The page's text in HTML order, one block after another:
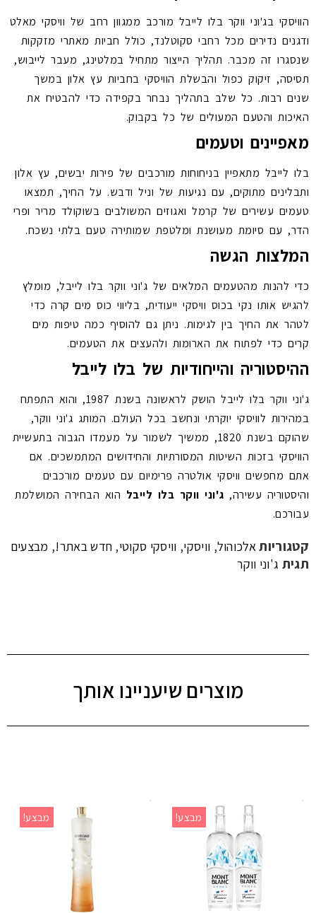
הוויסקי בג'וני ווקר בלו לייבל מורכב ממגוון רחב של וויסקי מאלט
ודגנים נדירים מכל רחבי סקוטלנד, כולל חביות מאתרי מזקקות
שנסגרו זה מכבר. תהליך הייצור מתחיל במלטינג, מעבר לייבוש,
תסיסה, זיקוק כפול והבשלת הוויסקי בחביות עץ אלון במשך
שנים רבות. כל שלב בתהליך נבחר בקפידה כדי להבטיח את
האיכות והטעם המעולים של כל בקבוק.
מאפיינים וטעמים
בלו לייבל מתאפיין בניחוחות מורכבים של פירות יבשים, עץ אלון
ותבלינים מתוקים, עם נגיעות של וניל ודבש. על החיך, תמצאו
טעמים עשירים של קרמל ואגוזים המשולבים בשוקולד מריר ופרי
הדר, עם סיומת מעושנת ומלטפת שמותירה טעם בלתי נשכח.
המלצות הגשה
כדי להנות מהטעמים המלאים של ג'וני ווקר בלו לייבל, מומלץ
להגיש אותו נקי בכוס וויסקי ייעודית, בליווי כוס מים קרה כדי
לטהר את החיך בין לגימות. ניתן גם להוסיף כמה טיפות מים
קרים כדי לפתוח את הארומות ולהעצים את הטעמים.
ההיסטוריה והייחודיות של בלו לייבל
ג'וני ווקר בלו לייבל הושק לראשונה בשנת 1987, והוא התפתח
במהירות לוויסקי יוקרתי ונחשב בכל העולם. המותג ג'וני ווקר,
שהוקם בשנת 1820, ממשיך לשמור על מעמדו הגבוה בתעשיית
הוויסקי בזכות השיטות המסורתיות והחידושים המתמשכים. אם
אתם מחפשים וויסקי אולטרה פרימיום עם טעמים מורכבים
והיסטוריה עשירה, ג'וני ווקר בלו לייבל הוא הבחירה המושלמת
עבורכם.
קטגוריות אלכוהול, וויסקי, וויסקי סקוטי, חדש באתר!, מבצעים
תגית ג'וני ווקר
מוצרים שיעניינו אותך
מבצע! מבצע!